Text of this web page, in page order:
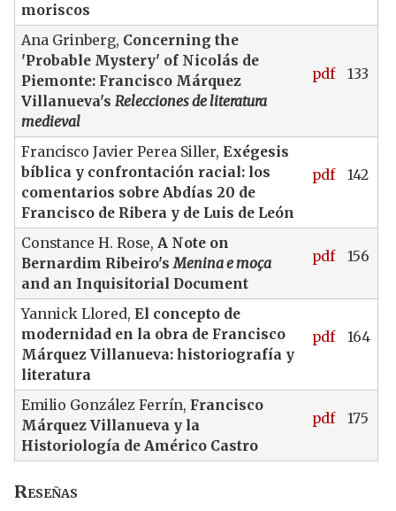
moriscos
Ana Grinberg, Concerning the
'Probable Mystery' of Nicolás de
Piemonte: Francisco Márquez
Villanueva's Relecciones de literatura
medieval
pdf 133
Francisco Javier Perea Siller, Exégesis
bíblica y confrontación racial: los
comentarios sobre Abdías 20 de
Francisco de Ribera y de Luis de León
pdf 142
Constance H. Rose, A Note on
Bernardim Ribeiro'sMenina e moça
and an Inquisitorial Document
pdf 156
Yannick Llored, El concepto de
modernidad en la obra de Francisco
Márquez Villanueva: historiografía y
literatura
pdf 164
Emilio González Ferrín, Francisco
Márquez Villanueva y la
Historiología de Américo Castro
pdf 175
Reseñas